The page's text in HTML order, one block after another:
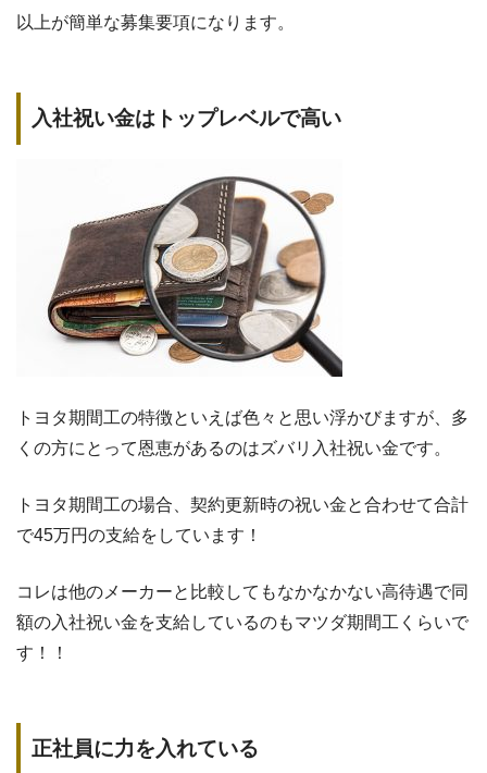
以上が簡単な募集要項になります。
入社祝い金はトップレベルで高い
トヨタ期間工の特徴といえば色々と思い浮かびますが、多
くの方にとって恩恵があるのはズバリ入社祝い金です。
トヨタ期間工の場合、契約更新時の祝い金と合わせて合計
で45万円の支給をしています！
コレは他のメーカーと比較してもなかなかない高待遇で同
額の入社祝い金を支給しているのもマツダ期間工くらいで
す！！
正社員に力を入れている